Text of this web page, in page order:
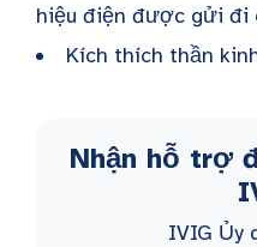
hiệu điện được gửi đi
Kích thích thần
Nhận hỗ trợ
IVIG Ủy